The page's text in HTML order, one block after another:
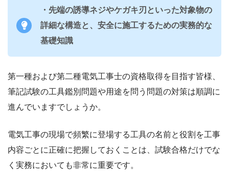
・先端の誘導ネジやケガキ刃といった対象物の
詳細な構造と、安全に施工するための実務的な
基礎知識
第一種および第二種電気工事士の資格取得を目指す皆様、
筆記試験の工具鑑別問題や用途を問う問題の対策は順調に
進んでいますでしょうか。
電気工事の現場で頻繁に登場する工具の名前と役割を工事
内容ごとに正確に把握しておくことは、試験合格だけでな
く実務においても非常に重要です。